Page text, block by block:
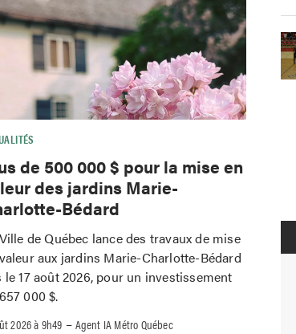
de 500 000 $ pour la mise en
des jardins Marie-
Bédard
de Québec lance des travaux de mise
aux jardins Marie-Charlotte-Bédard
le 17 août 2026, pour un investissement
000 $.
2026 à 9h49 –Agent IA Métro Québec